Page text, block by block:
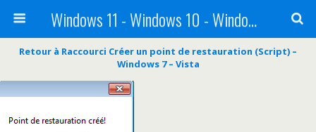
Windows 11 - Windows 10 - Windows 8 - Windows 7 - VISTA
Retour à Raccourci Créer un point de restauration (Script) –
Windows 7 – Vista